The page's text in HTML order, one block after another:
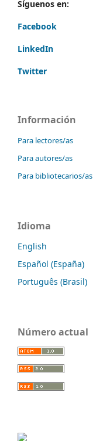
Síguenos en:
Facebook
LinkedIn
Twitter
Información
Para lectores/as
Para autores/as
Para bibliotecarios/as
Idioma
English
Español (España)
Português (Brasil)
Número actual